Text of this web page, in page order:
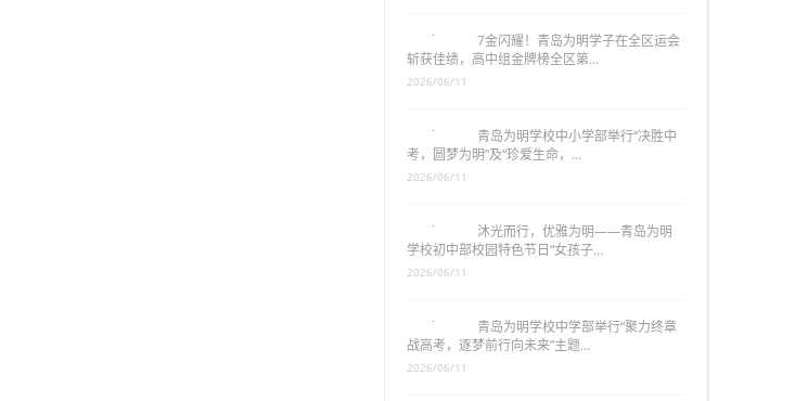
7金闪耀！青岛为明学子在全区运会
斩获佳绩，高中组金牌榜全区第…
青岛为明学校中小学部举行“决胜中
考，圆梦为明”及“珍爱生命，…
沐光而行，优雅为明——青岛为明
学校初中部校园特色节日“女孩子…
青岛为明学校中学部举行“聚力终章
战高考，逐梦前行向未来”主题…